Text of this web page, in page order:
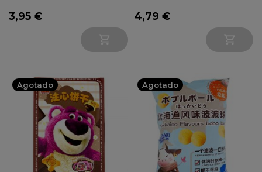
3,95 €

4,79 €

Agotado Agotado